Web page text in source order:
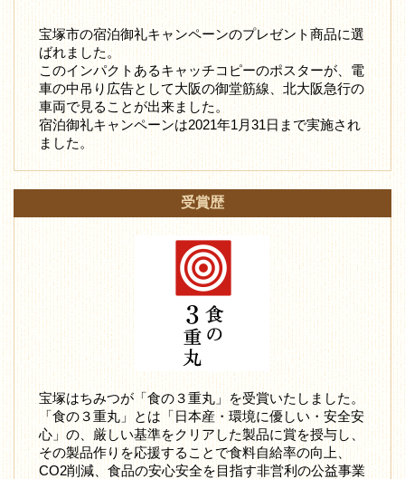
宝塚市の宿泊御礼キャンペーンのプレゼント商品に選
ばれました。
このインパクトあるキャッチコピーのポスターが、電
車の中吊り広告として大阪の御堂筋線、北大阪急行の
車両で見ることが出来ました。
宿泊御礼キャンペーンは2021年1月31日まで実施され
ました。
受賞歴
宝塚はちみつが「食の３重丸」を受賞いたしました。
「食の３重丸」とは「日本産・環境に優しい・安全安
心」の、厳しい基準をクリアした製品に賞を授与し、
その製品作りを応援することで食料自給率の向上、
CO2削減、食品の安心安全を目指す非営利の公益事業